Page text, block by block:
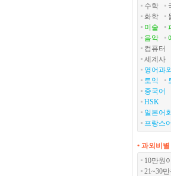
수학
화학
미술
음악
컴퓨터
세계사
영어과외
토익
중국어
HSK
일본어
프랑스어
• 과외비
10만원
21~30만